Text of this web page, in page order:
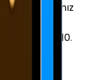
Satıcımız
iPad (10.